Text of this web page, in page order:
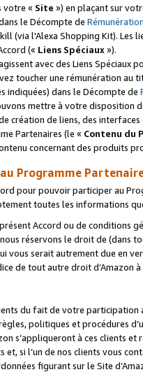
votre « Site ») en plaçant sur
le Décompte de
(via l'Alexa Shopping Kit).
(« Liens Spéciaux»).
avec des Liens Spéciaux
toucher une rémunération
indiquées) dans le Décompte de
mettre à votre disposition
création de liens, des
Partenaires (le « Contenu du
concernant des produits
Programme
pour pouvoir participer au
toutes les informations
Accord ou de conditions
réservons le droit de (dans
vous serait autrement due en
de tout autre droit
du fait de votre
politiques et procédures
s’appliqueront à ces clients
et, si l’un de nos clients vous
figurant sur le Site